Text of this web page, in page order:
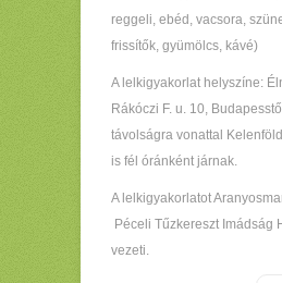
reggeli, ebéd, vacsora,
frissítők, gyümölcs, kávé)
A lelkigyakorlat helyszíne:
Rákóczi F. u. 10,
távolságra vonattal
is fél óránként járnak.
A lelkigyakorlatot
Péceli Tűzkereszt Imádság
vezeti.